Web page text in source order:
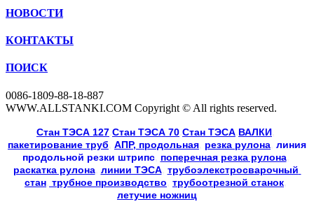
НОВОСТИ
КОНТАКТЫ
ПОИСК
0086-1809-88-18-887
WWW.ALLSTANKI.COM Copyright © All rights reserved.
Cтан ТЭСА 127 Cтан ТЭСА 70 Cтан ТЭСА ВАЛКИ
пакетирование труб АПР, продольная резка рулона линия
продольной резки штрипс, поперечная резка рулона
раскатка рулона, линии ТЭСА, трубоэлекстросварочный
стан трубное производство трубоотрезной станок
летучие ножниц